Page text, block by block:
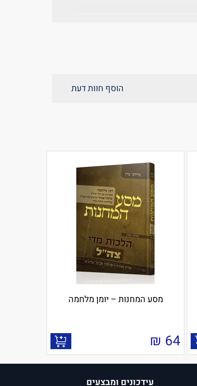
הוסף חוות דעת
מסע המחנות – יומן מלחמה
64
₪
עידכונים ומבצעים